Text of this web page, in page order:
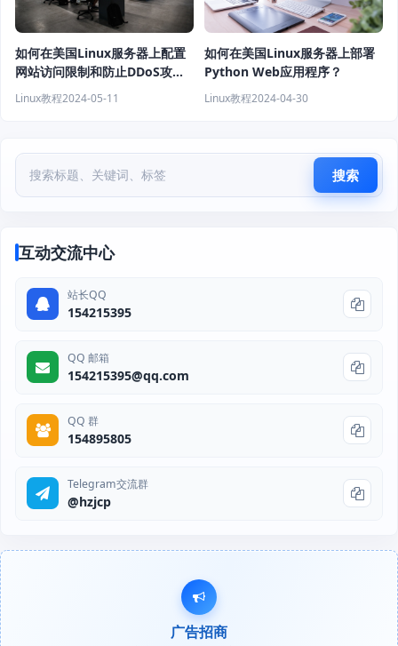
如何在美国Linux服务器上配置
网站访问限制和防止DDoS攻
击？
Linux教程2024-05-11
如何在美国Linux服务器上部署
Python Web应用程序？
Linux教程2024-04-30
搜索
互动交流中心
站长QQ
154215395
QQ 邮箱
154215395@qq.com
QQ 群
154895805
Telegram交流群
@hzjcp
广告招商